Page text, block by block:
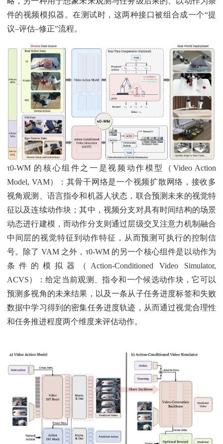
件的视频模拟器。在测试时，这两种接口被组合成一个“提
议–评估–修正”流程。
τ0-WM 的核心组件之一是视频动作模型（Video Action
Model, VAM）：其骨干网络是一个视频扩散网络，接收多
视角观测、语言指令和机器人状态，联合预测未来的视觉特
征以及连续动作块；其中，视频分支对具有时间结构的场景
动态进行建模，而动作分支则通过层级交叉注意力机制融合
中间层的视觉特征到动作特征，从而预测可执行的控制信
号。除了 VAM 之外，τ0-WM 的另一个核心组件是以动作为
条件的模拟器（Action-Conditioned Video Simulator,
ACVS）：给定当前观测、指令和一个候选动作块，它可以
预测多视角的未来结果，以及一条从子任务进度标签和失败
数据中学习得到的密集任务进度轨迹，从而通过视觉合理性
和任务推进程度两个维度来评估动作。